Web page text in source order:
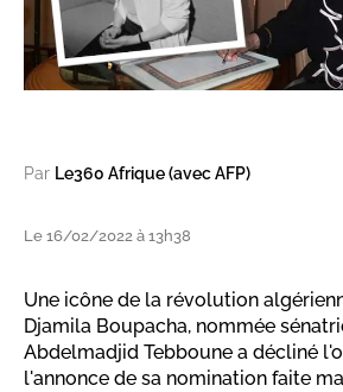
Par Le360 Afrique (avec AFP)
Le 16/02/2022 à 13h38
Une icône de la révolution
Djamila Boupacha, nommée
Abdelmadjid Tebboune a décliné
l'annonce de sa nomination faite